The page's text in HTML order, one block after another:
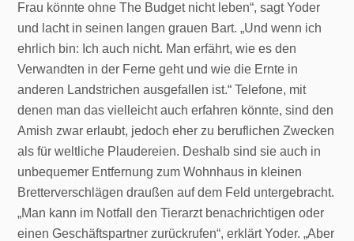
Frau könnte ohne The Budget nicht leben“, sagt Yoder
und lacht in seinen langen grauen Bart. „Und wenn ich
ehrlich bin: Ich auch nicht. Man erfährt, wie es den
Verwandten in der Ferne geht und wie die Ernte in
anderen Landstrichen ausgefallen ist.“ Telefone, mit
denen man das vielleicht auch erfahren könnte, sind den
Amish zwar erlaubt, jedoch eher zu beruflichen Zwecken
als für weltliche Plaudereien. Deshalb sind sie auch in
unbequemer Entfernung zum Wohnhaus in kleinen
Bretterverschlägen draußen auf dem Feld untergebracht.
„Man kann im Notfall den Tierarzt benachrichtigen oder
einen Geschäftspartner zurückrufen“, erklärt Yoder. „Aber